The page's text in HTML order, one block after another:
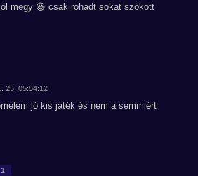
megy 😃 csak rohadt sokat szokott
25. 05:54:12
jó kis játék és nem a semmiért
1